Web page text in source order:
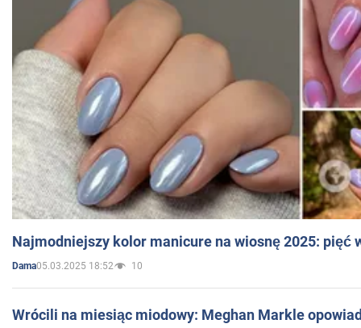
Najmodniejszy kolor manicure na wiosnę 2025: pięć
Dama05.03.2025 18:52 10
Wrócili na miesiąc miodowy: Meghan Markle